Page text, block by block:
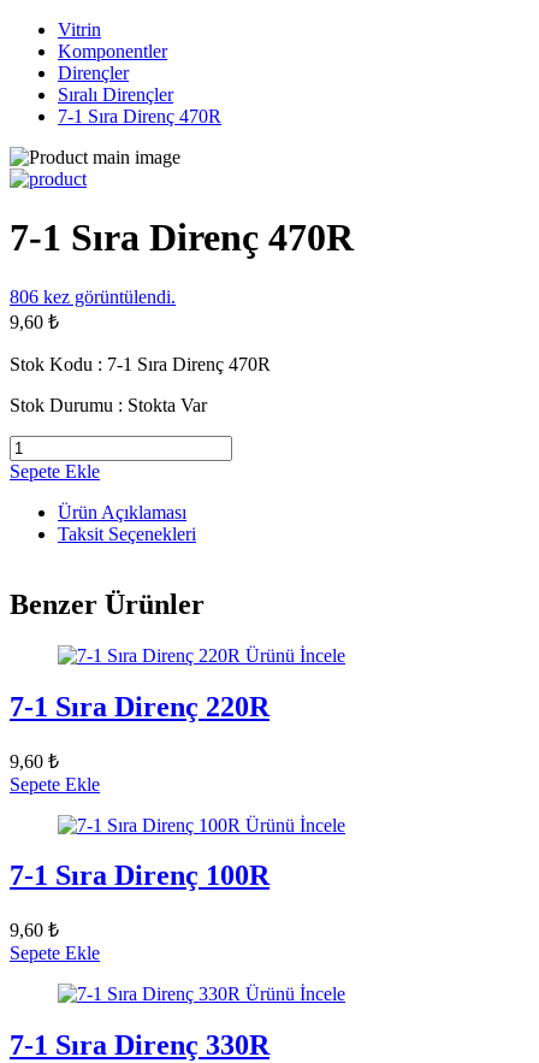
Vitrin
Komponentler
Dirençler
Sıralı Dirençler
7-1 Sıra Direnç 470R
7-1 Sıra Direnç 470R
806 kez görüntülendi.
9,60 ₺
Stok Kodu : 7-1 Sıra Direnç 470R
Stok Durumu : Stokta Var
Sepete Ekle
Ürün Açıklaması
Taksit Seçenekleri
Benzer Ürünler
Ürünü İncele
7-1 Sıra Direnç 220R
9,60 ₺
Sepete Ekle
Ürünü İncele
7-1 Sıra Direnç 100R
9,60 ₺
Sepete Ekle
Ürünü İncele
7-1 Sıra Direnç 330R